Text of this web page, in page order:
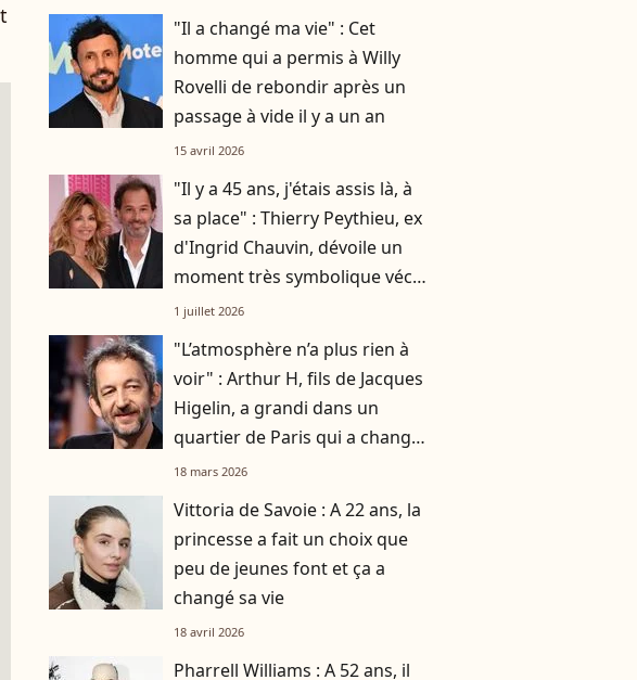
"Il a changé ma vie" : Cet
homme qui a permis à Willy
Rovelli de rebondir après un
passage à vide il y a un an
15 avril 2026
"Il y a 45 ans, j'étais assis là, à
sa place" : Thierry Peythieu, ex
d'Ingrid Chauvin, dévoile un
moment très symbolique vécu
avec leur fils Tom, 10 ans
1 juillet 2026
"L’atmosphère n’a plus rien à
voir" : Arthur H, fils de Jacques
Higelin, a grandi dans un
quartier de Paris qui a changé
du tout au tout
18 mars 2026
Vittoria de Savoie : A 22 ans, la
princesse a fait un choix que
peu de jeunes font et ça a
changé sa vie
18 avril 2026
Pharrell Williams : A 52 ans, il